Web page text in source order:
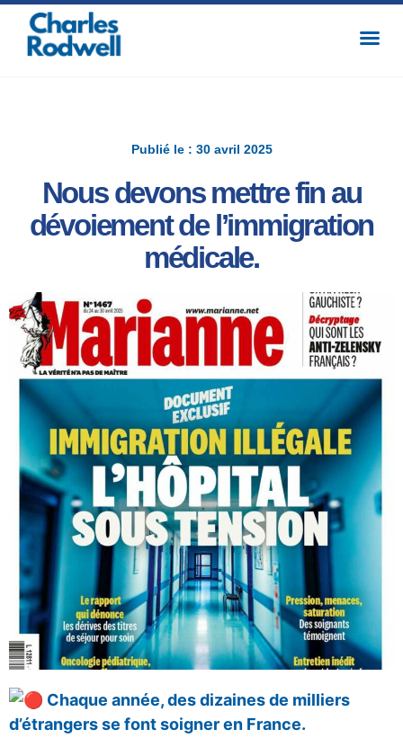
Publié le : 30 avril 2025
Nous devons mettre fin au
dévoiement de l’immigration
médicale.
Chaque année, des dizaines de milliers
d’étrangers se font soigner en France.